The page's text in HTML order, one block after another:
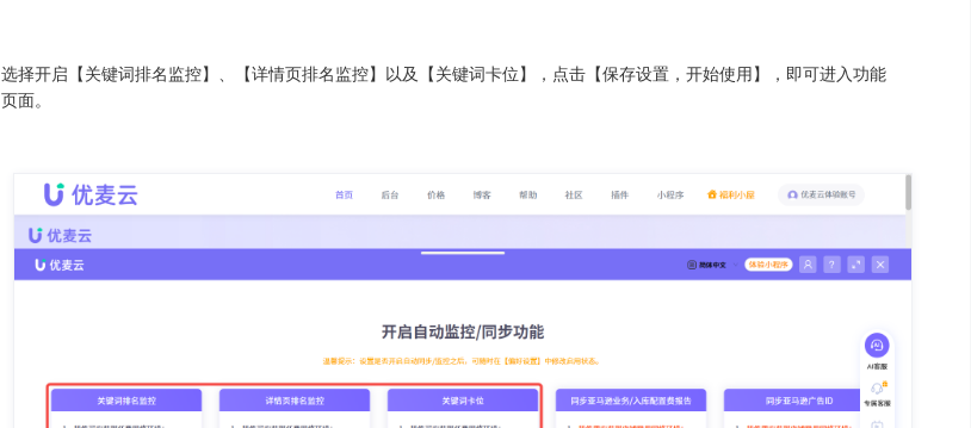
选择开启【关键词排名监控】、【详情页排名监控】以及【关键词卡位】，点击【保存设置，开始使用】，即可进入功能
页面。